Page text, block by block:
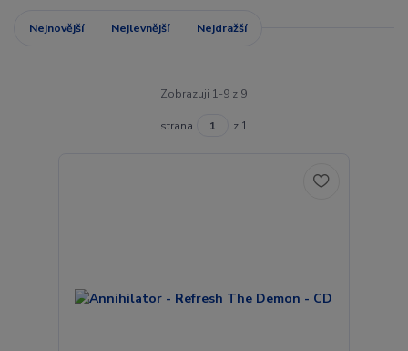
Nejnovější Nejlevnější Nejdražší
Zobrazuji 1-9 z 9
strana z 1